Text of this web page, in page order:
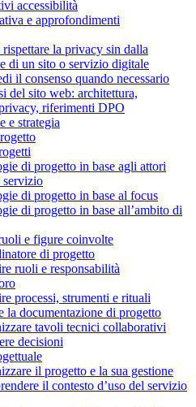
accessibilità
e approfondimenti
la privacy sin dalla
di un sito o servizio digitale
il consenso quando necessario
del sito web: architettura,
riferimenti DPO
e strategia
di progetto in base agli attori
di progetto in base al focus
di progetto in base all’ambito di
e figure coinvolte
di progetto
ruoli e responsabilità
processi, strumenti e rituali
la documentazione di progetto
tavoli tecnici collaborativi
decisioni
il progetto e la sua gestione
il contesto d’uso del servizio